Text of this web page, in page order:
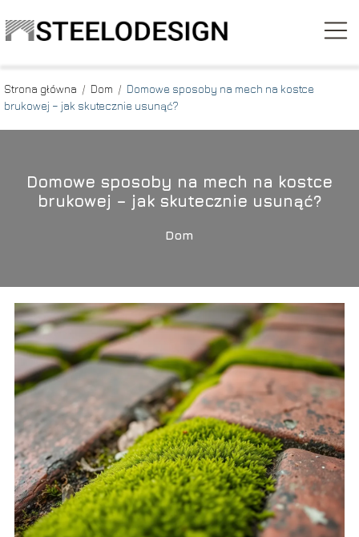
Strona główna / Dom / Domowe sposoby na mech na kostce
brukowej – jak skutecznie usunąć?
Domowe sposoby na mech na kostce
brukowej – jak skutecznie usunąć?
Dom